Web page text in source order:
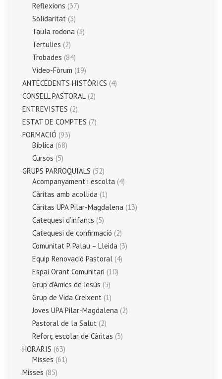
Reflexions (37)
Solidaritat (3)
Taula rodona (3)
Tertulies (2)
Trobades (84)
Vídeo-Fòrum (19)
ANTECEDENTS HISTÒRICS (4)
CONSELL PASTORAL (2)
ENTREVISTES (2)
ESTAT DE COMPTES (7)
FORMACIÓ (93)
Bíblica (68)
Cursos (5)
GRUPS PARROQUIALS (52)
Acompanyament i escolta (4)
Càritas amb acollida (1)
Càritas UPA Pilar-Magdalena (13)
Catequesi d’infants (5)
Catequesi de confirmació (2)
Comunitat P. Palau – Lleida (3)
Equip Renovació Pastoral (4)
Espai Orant Comunitari (10)
Grup d'Amics de Jesús (5)
Grup de Vida Creixent (1)
Joves UPA Pilar-Magdalena (2)
Pastoral de la Salut (2)
Reforç escolar de Càritas (3)
HORARIS (63)
Misses (61)
Misses (85)